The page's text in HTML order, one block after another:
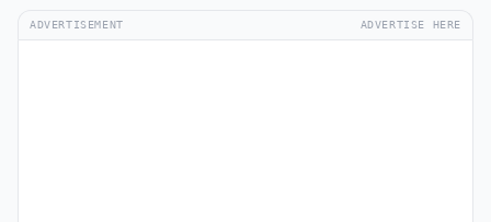
ADVERTISEMENT ADVERTISE HERE